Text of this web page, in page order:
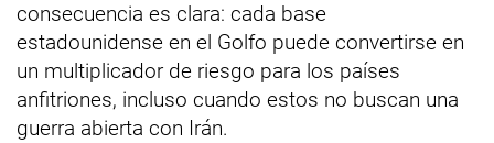
consecuencia es clara: cada base
estadounidense en el Golfo puede convertirse en
un multiplicador de riesgo para los países
anfitriones, incluso cuando estos no buscan una
guerra abierta con Irán.